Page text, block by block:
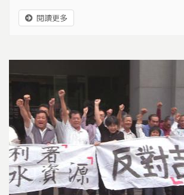
民間自力搶救文化資產的行動。
閱讀更多